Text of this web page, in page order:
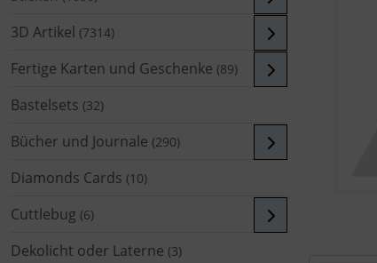
3D Artikel (7314)
Fertige Karten und Geschenke (89)
Bastelsets (32)
Bücher und Journale (290)
Diamonds Cards (10)
Cuttlebug (6)
Dekolicht oder Laterne (3)